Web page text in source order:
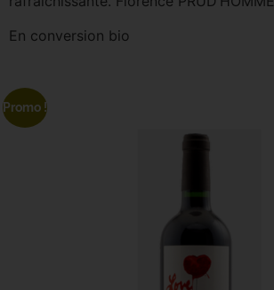
En conversion bio
Promo !